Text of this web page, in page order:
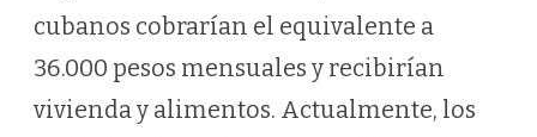
cubanos cobrarían el equivalente a
36.000 pesos mensuales y recibirían
vivienda y alimentos. Actualmente, los